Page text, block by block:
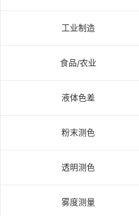
工业制造
食品/农业
液体色差
粉末测色
透明测色
雾度测量